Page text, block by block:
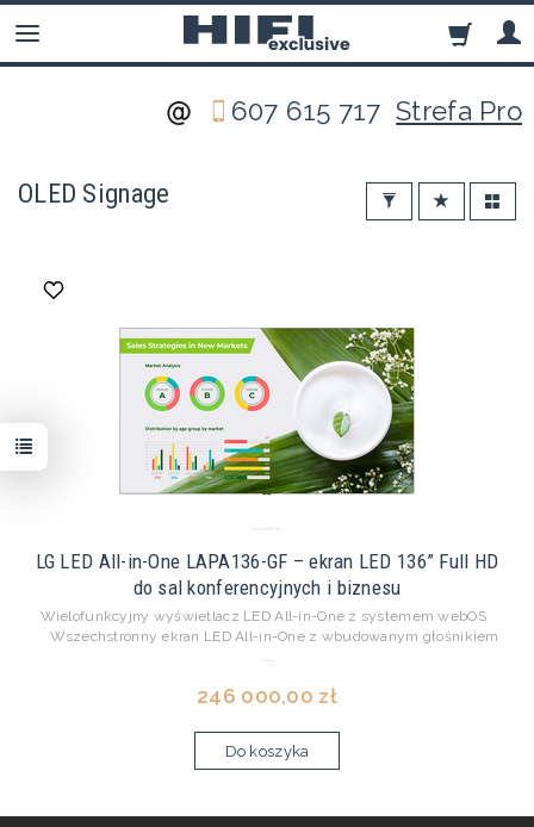
607 615 717Strefa Pro
OLED Signage
LG LED All-in-One LAPA136-GF – ekran LED 136” Full HD
do sal konferencyjnych i biznesu
Wielofunkcyjny wyświetlacz LED All-in-One z systemem webOS
Wszechstronny ekran LED All-in-One z wbudowanym głośnikiem
...
246 000,00 zł
Do koszyka